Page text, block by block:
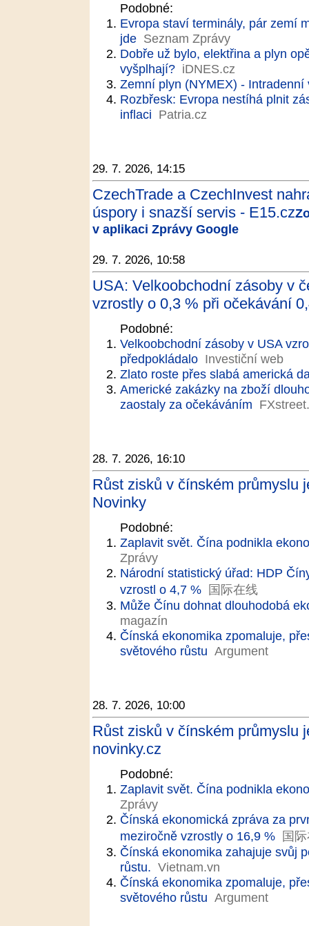
Podobné:
Evropa staví terminály, pár zemí
jde Seznam Zprávy
Dobře už bylo, elektřina a plyn
vyšplhají? iDNES.cz
Zemní plyn (NYMEX) - Intradenní
Rozbřesk: Evropa nestíhá plnit
inflaci Patria.cz
29. 7. 2026, 14:15
CzechTrade a CzechInvest
úspory i snazší servis - E15.cz
v aplikaci Zprávy Google
29. 7. 2026, 10:58
USA: Velkoobchodní zásoby v
vzrostly o 0,3 % při očekávání
Podobné:
Velkoobchodní zásoby v USA
předpokládalo Investiční web
Zlato roste přes slabá americká
Americké zakázky na zboží
zaostaly za očekáváním
28. 7. 2026, 16:10
Růst zisků v čínském průmyslu
Novinky
Podobné:
Zaplavit svět. Čína podnikla
Zprávy
Národní statistický úřad: HDP
vzrostl o 4,7 % 国际在线
Může Čínu dohnat dlouhodobá
magazín
Čínská ekonomika zpomaluje,
světového růstu Argument
28. 7. 2026, 10:00
Růst zisků v čínském průmyslu
novinky.cz
Podobné:
Zaplavit svět. Čína podnikla
Zprávy
Čínská ekonomická zpráva za
meziročně vzrostly o 16,9 % 国
Čínská ekonomika zahajuje svůj
růstu. Vietnam.vn
Čínská ekonomika zpomaluje,
světového růstu Argument